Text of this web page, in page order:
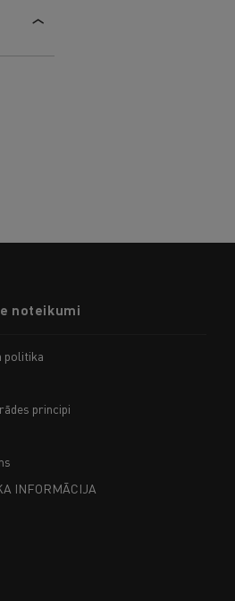
noteikumi
politika
principi
INFORMĀCIJA